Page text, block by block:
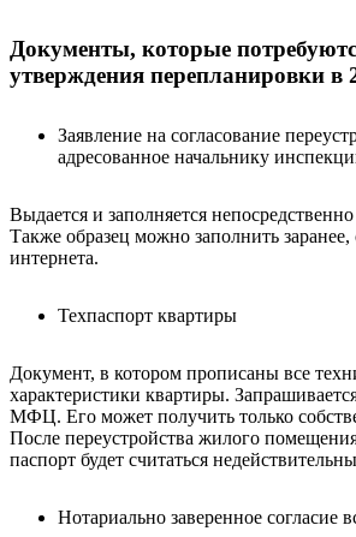
Документы, которые
утверждения перепланировки в
Заявление на согласование
адресованное начальнику
Выдается и заполняется
Также образец можно заполнить заранее,
интернета.
Техпаспорт квартиры
Документ, в котором прописаны все
характеристики квартиры.
МФЦ. Его может получить только
После переустройства жилого
паспорт будет считаться
Нотариально заверенное согласие